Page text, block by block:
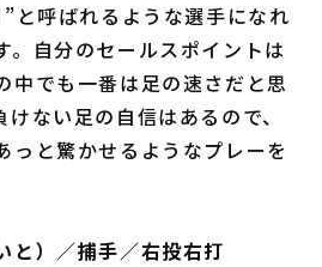
と呼ばれるような選手になれ
。自分のセールスポイントは
中でも一番は足の速さだと思
ない足の自信はあるので、
っと驚かせるようなプレーを
と）／捕手／右投右打